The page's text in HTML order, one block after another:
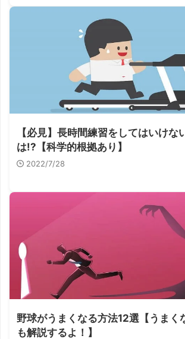
【必見】長時間練習をしてはいけな
は!?【科学的根拠あり】
2022/7/28
野球がうまくなる方法12選【うまく
も解説するよ！】